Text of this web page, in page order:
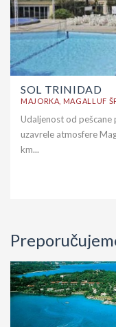
SOL TRINIDAD
MAJORKA, MAGALLUF
Udaljenost od pešcane
uzavrele atmosfere
km...